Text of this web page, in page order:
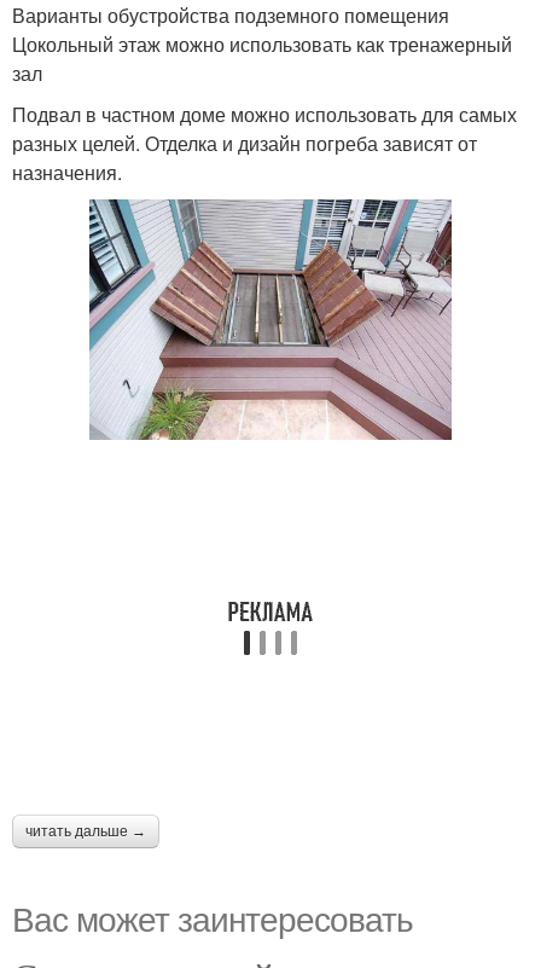
Варианты обустройства подземного помещения
Цокольный этаж можно использовать как тренажерный
зал
Подвал в частном доме можно использовать для самых
разных целей. Отделка и дизайн погреба зависят от
назначения.
читать дальше →
Вас может заинтересовать